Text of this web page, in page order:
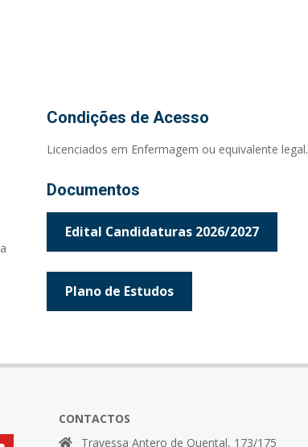
Condições de Acesso
Licenciados em Enfermagem ou equivalente legal.
Documentos
Edital Candidaturas 2026/2027
Plano de Estudos
CONTACTOS
Travessa Antero de Quental, 173/175